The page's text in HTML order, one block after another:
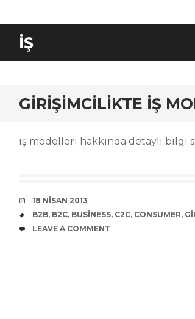
IŞ
GIRIŞIMCILIKTE İŞ
iş modelleri hakkında detaylı bilgi
DATE
18 NISAN 2013
TAGS
B2B, B2C, BUSINESS, C2C, CONSUMER,
COMMENTS
LEAVE A COMMENT